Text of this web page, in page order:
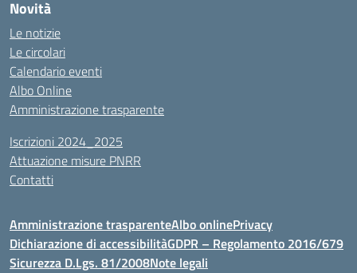
Novità
Le notizie
Le circolari
Calendario eventi
Albo Online
Amministrazione trasparente
Iscrizioni 2024_2025
Attuazione misure PNRR
Contatti
Amministrazione trasparenteAlbo onlinePrivacy
Dichiarazione di accessibilitàGDPR – Regolamento 2016/679
Sicurezza D.Lgs. 81/2008Note legali